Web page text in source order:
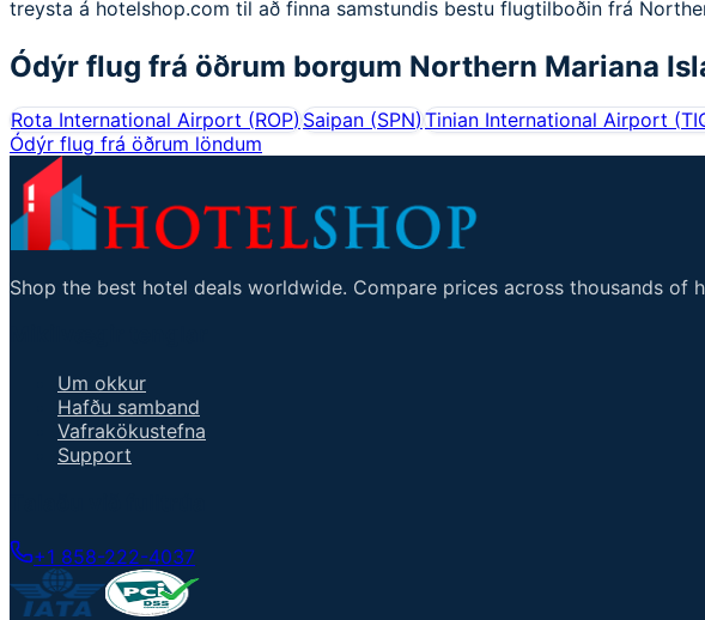
treysta á hotelshop.com til að finna samstundis bestu flugtilboðin frá
Ódýr flug frá öðrum borgum Northern Mariana
Rota International Airport (ROP)Saipan (SPN)Tinian International Airport (
Ódýr flug frá öðrum löndum
Shop the best hotel deals worldwide. Compare prices across thousands of
Um okkur
Hafðu samband
Vafrakökustefna
Support
+1 858-222-4037